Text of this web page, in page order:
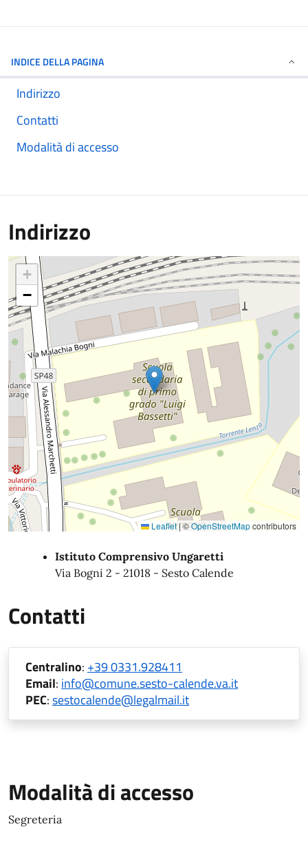
INDICE DELLA PAGINA
Indirizzo
Contatti
Modalità di accesso
Indirizzo
+
−
Leaflet|©OpenStreetMapcontributors
Istituto Comprensivo Ungaretti
Via Bogni 2 - 21018 - Sesto Calende
Contatti
Centralino: +39 0331.928411
Email: info@comune.sesto-calende.va.it
PEC:sestocalende@legalmail.it
Modalità di accesso
Segreteria